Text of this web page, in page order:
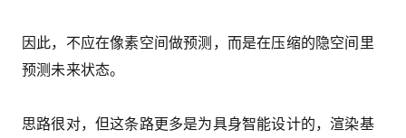
因此，不应在像素空间做预测，而是在压缩的隐空间里
预测未来状态。
思路很对，但这条路更多是为具身智能设计的，渲染基